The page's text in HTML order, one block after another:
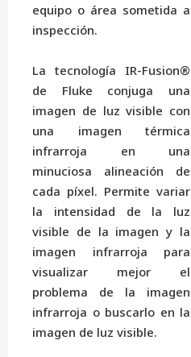
equipo o área sometida a
inspección.
La tecnología IR-Fusion®
de Fluke conjuga una
imagen de luz visible con
una imagen térmica
infrarroja en una
minuciosa alineación de
cada píxel. Permite variar
la intensidad de la luz
visible de la imagen y la
imagen infrarroja para
visualizar mejor el
problema de la imagen
infrarroja o buscarlo en la
imagen de luz visible.